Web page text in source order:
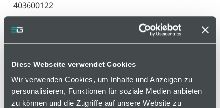
Diese Webseite verwendet Cookies
Wir verwenden Cookies, um Inhalte und Anzeigen zu
personalisieren, Funktionen für soziale Medien anbieten
zu können und die Zugriffe auf unsere Website zu
403600122
Schwenkbarer, nivellierbarer Stellfuß zur
Befestigung am Boden, zum Ausgleich von
auf Anfrage